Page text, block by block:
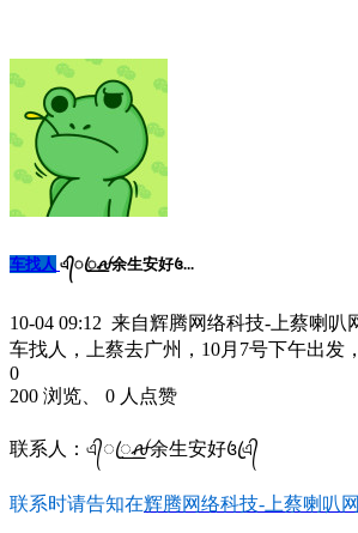
车找人 এ᭄ꦿ꯭ꫛ余生安好꧔...
10-04 09:12 来自辉腾网络科技-上蔡喇叭
车找人，上蔡去广州，10月7号下午出发
0
200 浏览、 0 人点赞
联系人：এ᭄ꦿ꯭ꫛ余生安好꧔ꦿএ᭄
联系时请告知在辉腾网络科技-上蔡喇叭网